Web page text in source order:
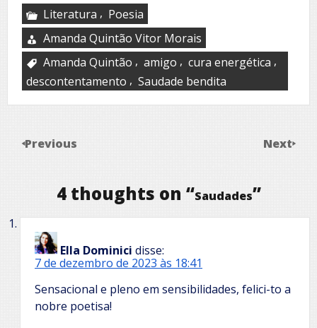
Literatura , Poesia
Amanda Quintão Vitor Morais
Amanda Quintão , amigo , cura energética ,
descontentamento , Saudade bendita
Previous Next
4 thoughts on “Saudades”
Ella Dominici disse:
7 de dezembro de 2023 às 18:41
Sensacional e pleno em sensibilidades, felici-to a
nobre poetisa!